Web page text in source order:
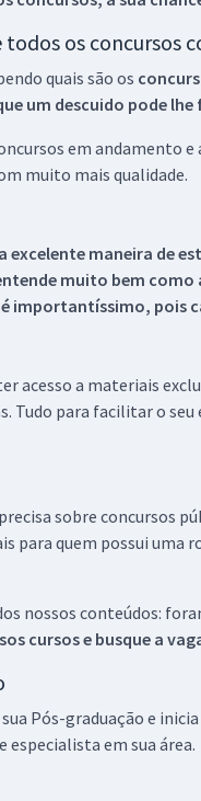
os concursos
quais são os
um descuido pode
em andamento
muito mais qualidade.
excelente maneira de
muito bem
importantíssimo, pois
acesso a materiais
Tudo para facilitar o
sobre concursos
para quem possui
nossos conteúdos:
cursos e busque a
Pós-graduação e
especialista em sua área.